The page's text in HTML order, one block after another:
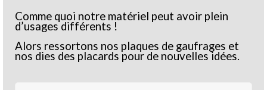
Comme quoi notre matériel peut avoir plein
d’usages différents !
Alors ressortons nos plaques de gaufrages et
nos dies des placards pour de nouvelles idées.